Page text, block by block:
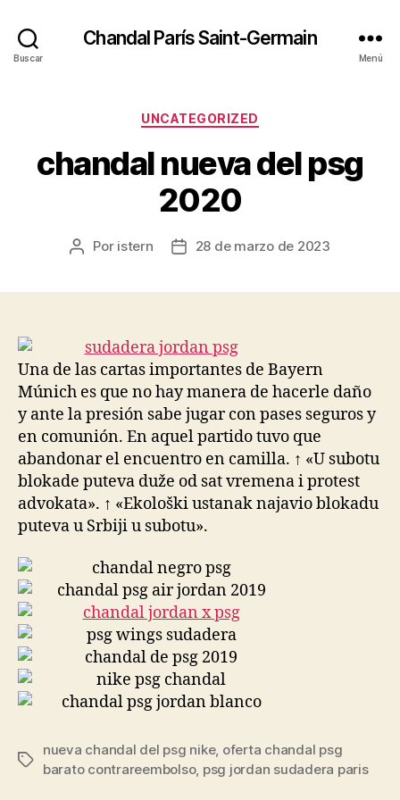
Buscar
Chandal París Saint-Germain
Menú
Categorías
UNCATEGORIZED
chandal nueva del psg
2020
Autor
Por istern
Fecha28 de marzo de 2023
Una de las cartas importantes de Bayern
Múnich es que no hay manera de hacerle daño
y ante la presión sabe jugar con pases seguros y
en comunión. En aquel partido tuvo que
abandonar el encuentro en camilla. ↑ «U subotu
blokade puteva duže od sat vremena i protest
advokata». ↑ «Ekološki ustanak najavio blokadu
puteva u Srbiji u subotu».
Etiquetas
nueva chandal del psg nike, oferta chandal psg
barato contrareembolso, psg jordan sudadera paris